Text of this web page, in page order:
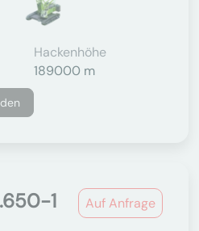
Hackenhöhe
189000 m
Auf Anfrage
1